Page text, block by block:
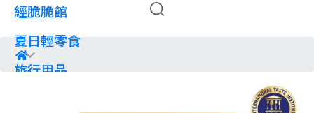
經脆脆館
夏日輕零食
旅行用品